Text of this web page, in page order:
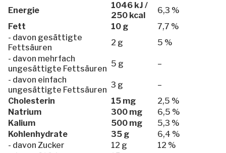
Energie
1046 kJ /
250 kcal
6,3 %
Fett
10 g
7,7 %
- davon gesättigte
Fettsäuren
2 g
5 %
- davon mehrfach
ungesättigte Fettsäuren
5 g
–
- davon einfach
ungesättigte Fettsäuren
3 g
–
Cholesterin
15 mg
2,5 %
Natrium
300 mg
6,5 %
Kalium
500 mg
5,3 %
Kohlenhydrate
35 g
6,4 %
- davon Zucker
12 g
12 %